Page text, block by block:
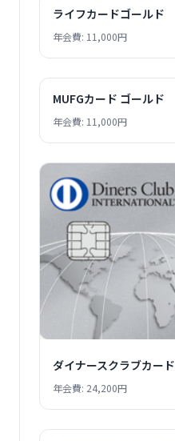
ライフカードゴールド
年会費: 11,000円
MUFGカード ゴールド
年会費: 11,000円
ダイナースクラブカード
年会費: 24,200円